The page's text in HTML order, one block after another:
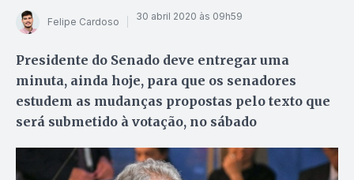
Felipe Cardoso 30 abril 2020 às 09h59
Presidente do Senado deve entregar uma
minuta, ainda hoje, para que os senadores
estudem as mudanças propostas pelo texto que
será submetido à votação, no sábado